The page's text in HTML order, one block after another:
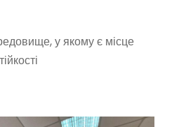
у якому є місце